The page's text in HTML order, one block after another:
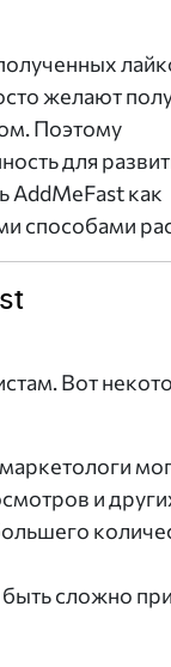
желают
Поэтому
для
AddMeFast как
способами
Вот
и
сложно